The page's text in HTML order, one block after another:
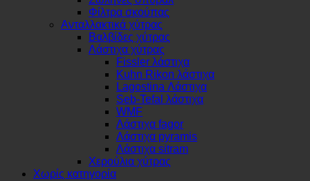
Φίλτρα σκούπας
Ανταλλακτικά χύτρας
Βαλβίδες χύτρας
Λάστιχα χύτρας
Fissler λάστιχα
Kuhn Rikon λάστιχα
Lagostina Λάστιχα
Seb-Tefal λάστιχα
WMF
Λάστιχα fagor
Λάστιχα pyramis
Λάστιχα sitram
Χερούλια χύτρας
Χωρίς κατηγορία